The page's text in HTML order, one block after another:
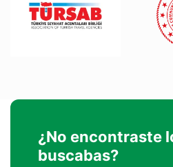
¿No encontraste
buscabas?